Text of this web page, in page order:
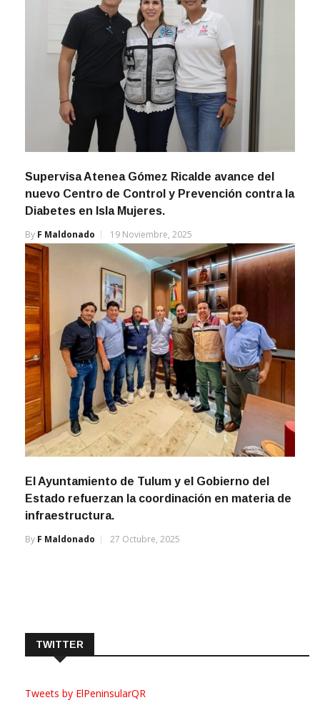
Supervisa Atenea Gómez Ricalde avance del
nuevo Centro de Control y Prevención contra la
Diabetes en Isla Mujeres.
By F Maldonado 19 Noviembre, 2025
El Ayuntamiento de Tulum y el Gobierno del
Estado refuerzan la coordinación en materia de
infraestructura.
By F Maldonado 27 Octubre, 2025
TWITTER
Tweets by ElPeninsularQR